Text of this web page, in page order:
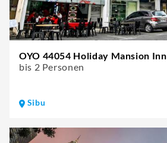
OYO 44054 Holiday Mansion Inn
bis 2 Personen
Sibu